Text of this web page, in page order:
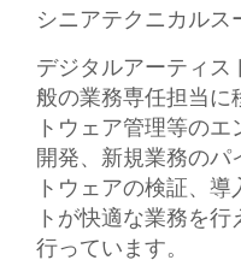
シニアテクニカルス
デジタルアーティス
般の業務専任担当に
トウェア管理等の
開発、新規業務のパ
トウェアの検証、
トが快適な業務を
行っています。